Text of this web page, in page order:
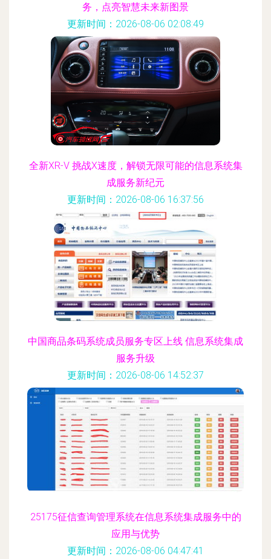
务，点亮智慧未来新图景
更新时间：2026-08-06 02:08:49
全新XR-V 挑战X速度，解锁无限可能的信息系统集
成服务新纪元
更新时间：2026-08-06 16:37:56
中国商品条码系统成员服务专区上线 信息系统集成
服务升级
更新时间：2026-08-06 14:52:37
25175征信查询管理系统在信息系统集成服务中的
应用与优势
更新时间：2026-08-06 04:47:41